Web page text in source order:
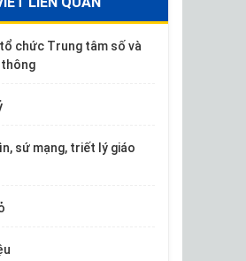
chức Trung tâm số và
sứ mạng, triết lý giáo